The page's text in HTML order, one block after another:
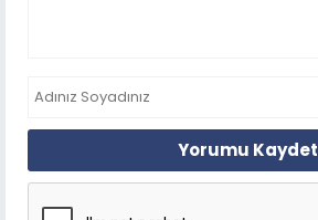
Yorumu Kaydet